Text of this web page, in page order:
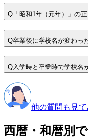
Q 「昭和1年（元年）」の
Q卒業後に学校名が変わっ
Q入学時と卒業時で学校名
他の質問も見て
西暦・和暦別